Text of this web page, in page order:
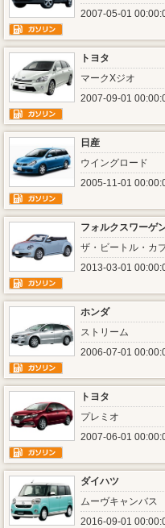
2007-05-01
トヨタ
マークXジオ
2007-09-01
日産
ウイングロード
2005-11-01
フォルクスワーゲ
ザ・ビートル・カ
2013-03-01
ホンダ
ストリーム
2006-07-01
トヨタ
プレミオ
2007-06-01
ダイハツ
ムーヴキャンバス
2016-09-01